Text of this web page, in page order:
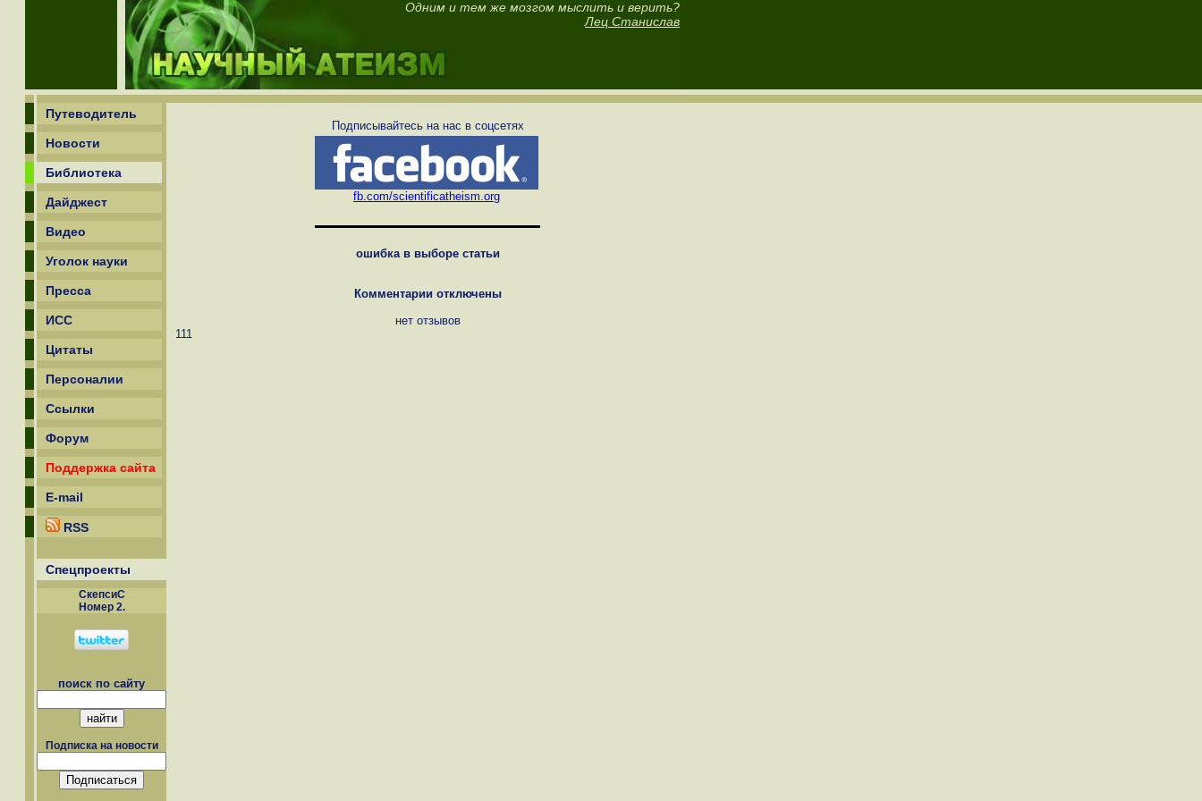
Одним и тем же мозгом мыслить и верить?
Лец Станислав
Путеводитель
Новости
Библиотека
Дайджест
Видео
Уголок науки
Пресса
ИСС
Цитаты
Персоналии
Ссылки
Форум
Поддержка сайта
E-mail
RSS
Спецпроекты
СкепсиС
Номер 2.
поиск по сайту
Подписка на новости
Подписывайтесь на нас в соцсетях
fb.com/scientificatheism.org
ошибка в выборе статьи
Комментарии отключены
нет отзывов
111